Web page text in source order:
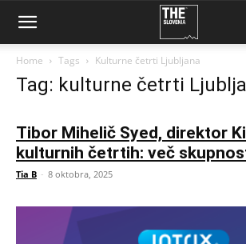
Home Tags Kulturne četrti Ljubljana
Tag: kulturne četrti
Tibor Mihelič Syed, direktor
kulturnih četrtih: več
Tia B - 8 oktobra, 2025